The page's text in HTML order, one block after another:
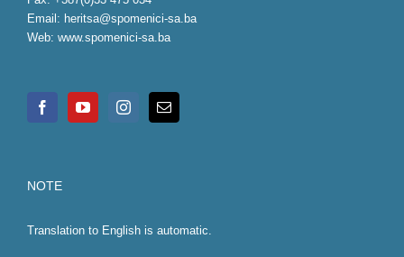
Email: heritsa@spomenici-sa.ba
Web: www.spomenici-sa.ba
NOTE
Translation to English is automatic.